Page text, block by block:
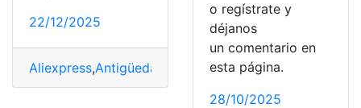
22/12/2025
Aliexpress,Antigüedad opiniones,Productos
o regístrate y
déjanos
un comentario en
esta página.
28/10/2025